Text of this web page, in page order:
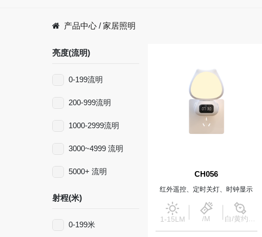
产品中心 / 家居照明
亮度(流明)
0-199流明
200-999流明
1000-2999流明
3000~4999 流明
5000+ 流明
射程(米)
0-199米
CH056
红外遥控、定时关灯、时钟显示
1-15LM /M